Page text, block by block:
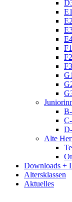
Alte
Downloads +
Altersklassen
Aktuelles